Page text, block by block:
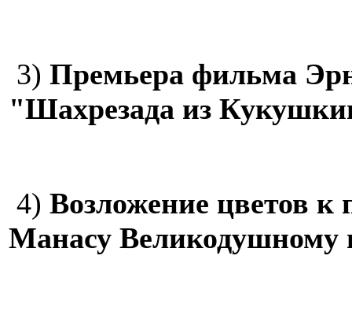
3) Премьера фильма
"Шахрезада из
4) Возложение цветов к
Манасу Великодушному